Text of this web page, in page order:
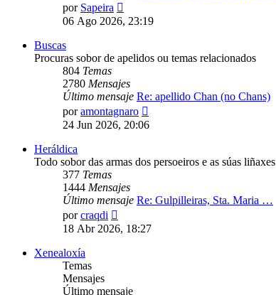
por Sapeira
último
06 Ago 2026, 23:19
Buscas
Procuras sobor de apelidos ou temas relacionados
804 Temas
2780 Mensajes
Último mensaje Re: apellido Chan (no Chans)
poramontagnaro
último
24 Jun 2026, 20:06
Heráldica
Todo sobor das armas dos persoeiros e as súas liñaxes
377 Temas
1444 Mensajes
Último mensaje Re: Gulpilleiras, Sta. Maria …
porcraqdi
último
18 Abr 2026, 18:27
Xenealoxía
Temas
Mensajes
Último mensaje